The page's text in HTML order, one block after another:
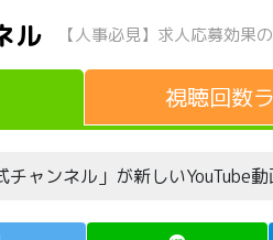
ル 【人事必見】求人応募効果
視聴回数
チャンネル」が新しい